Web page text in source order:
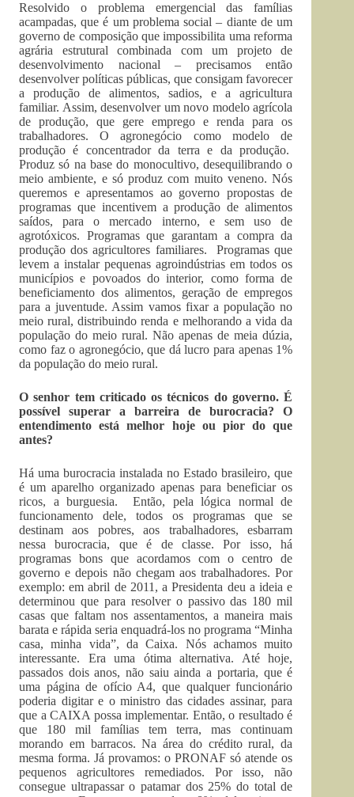
Resolvido o problema emergencial das famílias
acampadas, que é um problema social – diante de um
governo de composição que impossibilita uma reforma
agrária estrutural combinada com um projeto de
desenvolvimento nacional – precisamos então
desenvolver políticas públicas, que consigam favorecer
a produção de alimentos, sadios, e a agricultura
familiar. Assim, desenvolver um novo modelo agrícola
de produção, que gere emprego e renda para os
trabalhadores. O agronegócio como modelo de
produção é concentrador da terra e da produção.
Produz só na base do monocultivo, desequilibrando o
meio ambiente, e só produz com muito veneno. Nós
queremos e apresentamos ao governo propostas de
programas que incentivem a produção de alimentos
saídos, para o mercado interno, e sem uso de
agrotóxicos. Programas que garantam a compra da
produção dos agricultores familiares. Programas que
levem a instalar pequenas agroindústrias em todos os
municípios e povoados do interior, como forma de
beneficiamento dos alimentos, geração de empregos
para a juventude. Assim vamos fixar a população no
meio rural, distribuindo renda e melhorando a vida da
população do meio rural. Não apenas de meia dúzia,
como faz o agronegócio, que dá lucro para apenas 1%
da população do meio rural.
O senhor tem criticado os técnicos do governo. É
possível superar a barreira de burocracia? O
entendimento está melhor hoje ou pior do que
antes?
Há uma burocracia instalada no Estado brasileiro, que
é um aparelho organizado apenas para beneficiar os
ricos, a burguesia. Então, pela lógica normal de
funcionamento dele, todos os programas que se
destinam aos pobres, aos trabalhadores, esbarram
nessa burocracia, que é de classe. Por isso, há
programas bons que acordamos com o centro de
governo e depois não chegam aos trabalhadores. Por
exemplo: em abril de 2011, a Presidenta deu a ideia e
determinou que para resolver o passivo das 180 mil
casas que faltam nos assentamentos, a maneira mais
barata e rápida seria enquadrá-los no programa “Minha
casa, minha vida”, da Caixa. Nós achamos muito
interessante. Era uma ótima alternativa. Até hoje,
passados dois anos, não saiu ainda a portaria, que é
uma página de ofício A4, que qualquer funcionário
poderia digitar e o ministro das cidades assinar, para
que a CAIXA possa implementar. Então, o resultado é
que 180 mil famílias tem terra, mas continuam
morando em barracos. Na área do crédito rural, da
mesma forma. Já provamos: o PRONAF só atende os
pequenos agricultores remediados. Por isso, não
consegue ultrapassar o patamar dos 25% do total de